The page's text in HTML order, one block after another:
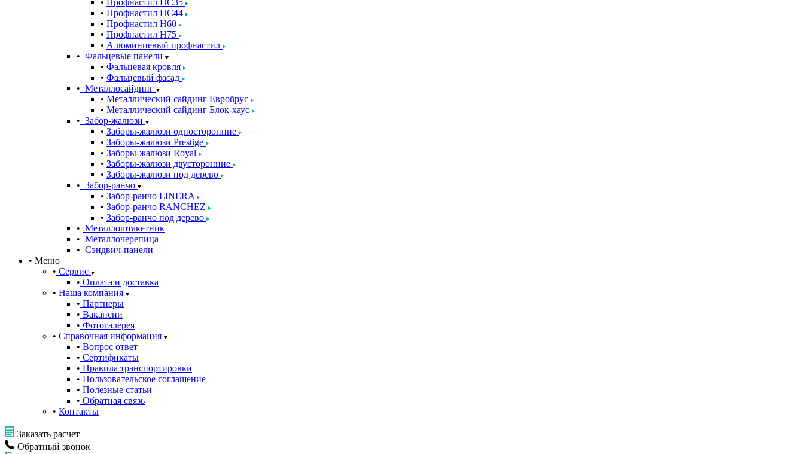
Профнастил НС35
Профнастил НС44
Профнастил Н60
Профнастил Н75
Алюминиевый профнастил
Фальцевые панели
Фальцевая кровля
Фальцевый фасад
Металлосайдинг
Металлический сайдинг Евробрус
Металлический сайдинг Блок-хаус
Забор-жалюзи
Заборы-жалюзи односторонние
Заборы-жалюзи Prestige
Заборы-жалюзи Royal
Заборы-жалюзи двусторонние
Заборы-жалюзи под дерево
Забор-ранчо
Забор-ранчо LINERA
Забор-ранчо RANCHEZ
Забор-ранчо под дерево
Металлоштакетник
Металлочерепица
Сэндвич-панели
Меню
Сервис
Оплата и доставка
Наша компания
Партнеры
Вакансии
Фотогалерея
Справочная информация
Вопрос ответ
Сертификаты
Правила транспортировки
Пользовательское соглашение
Полезные статьи
Обратная связь
Контакты
Заказать расчет
Обратный звонок